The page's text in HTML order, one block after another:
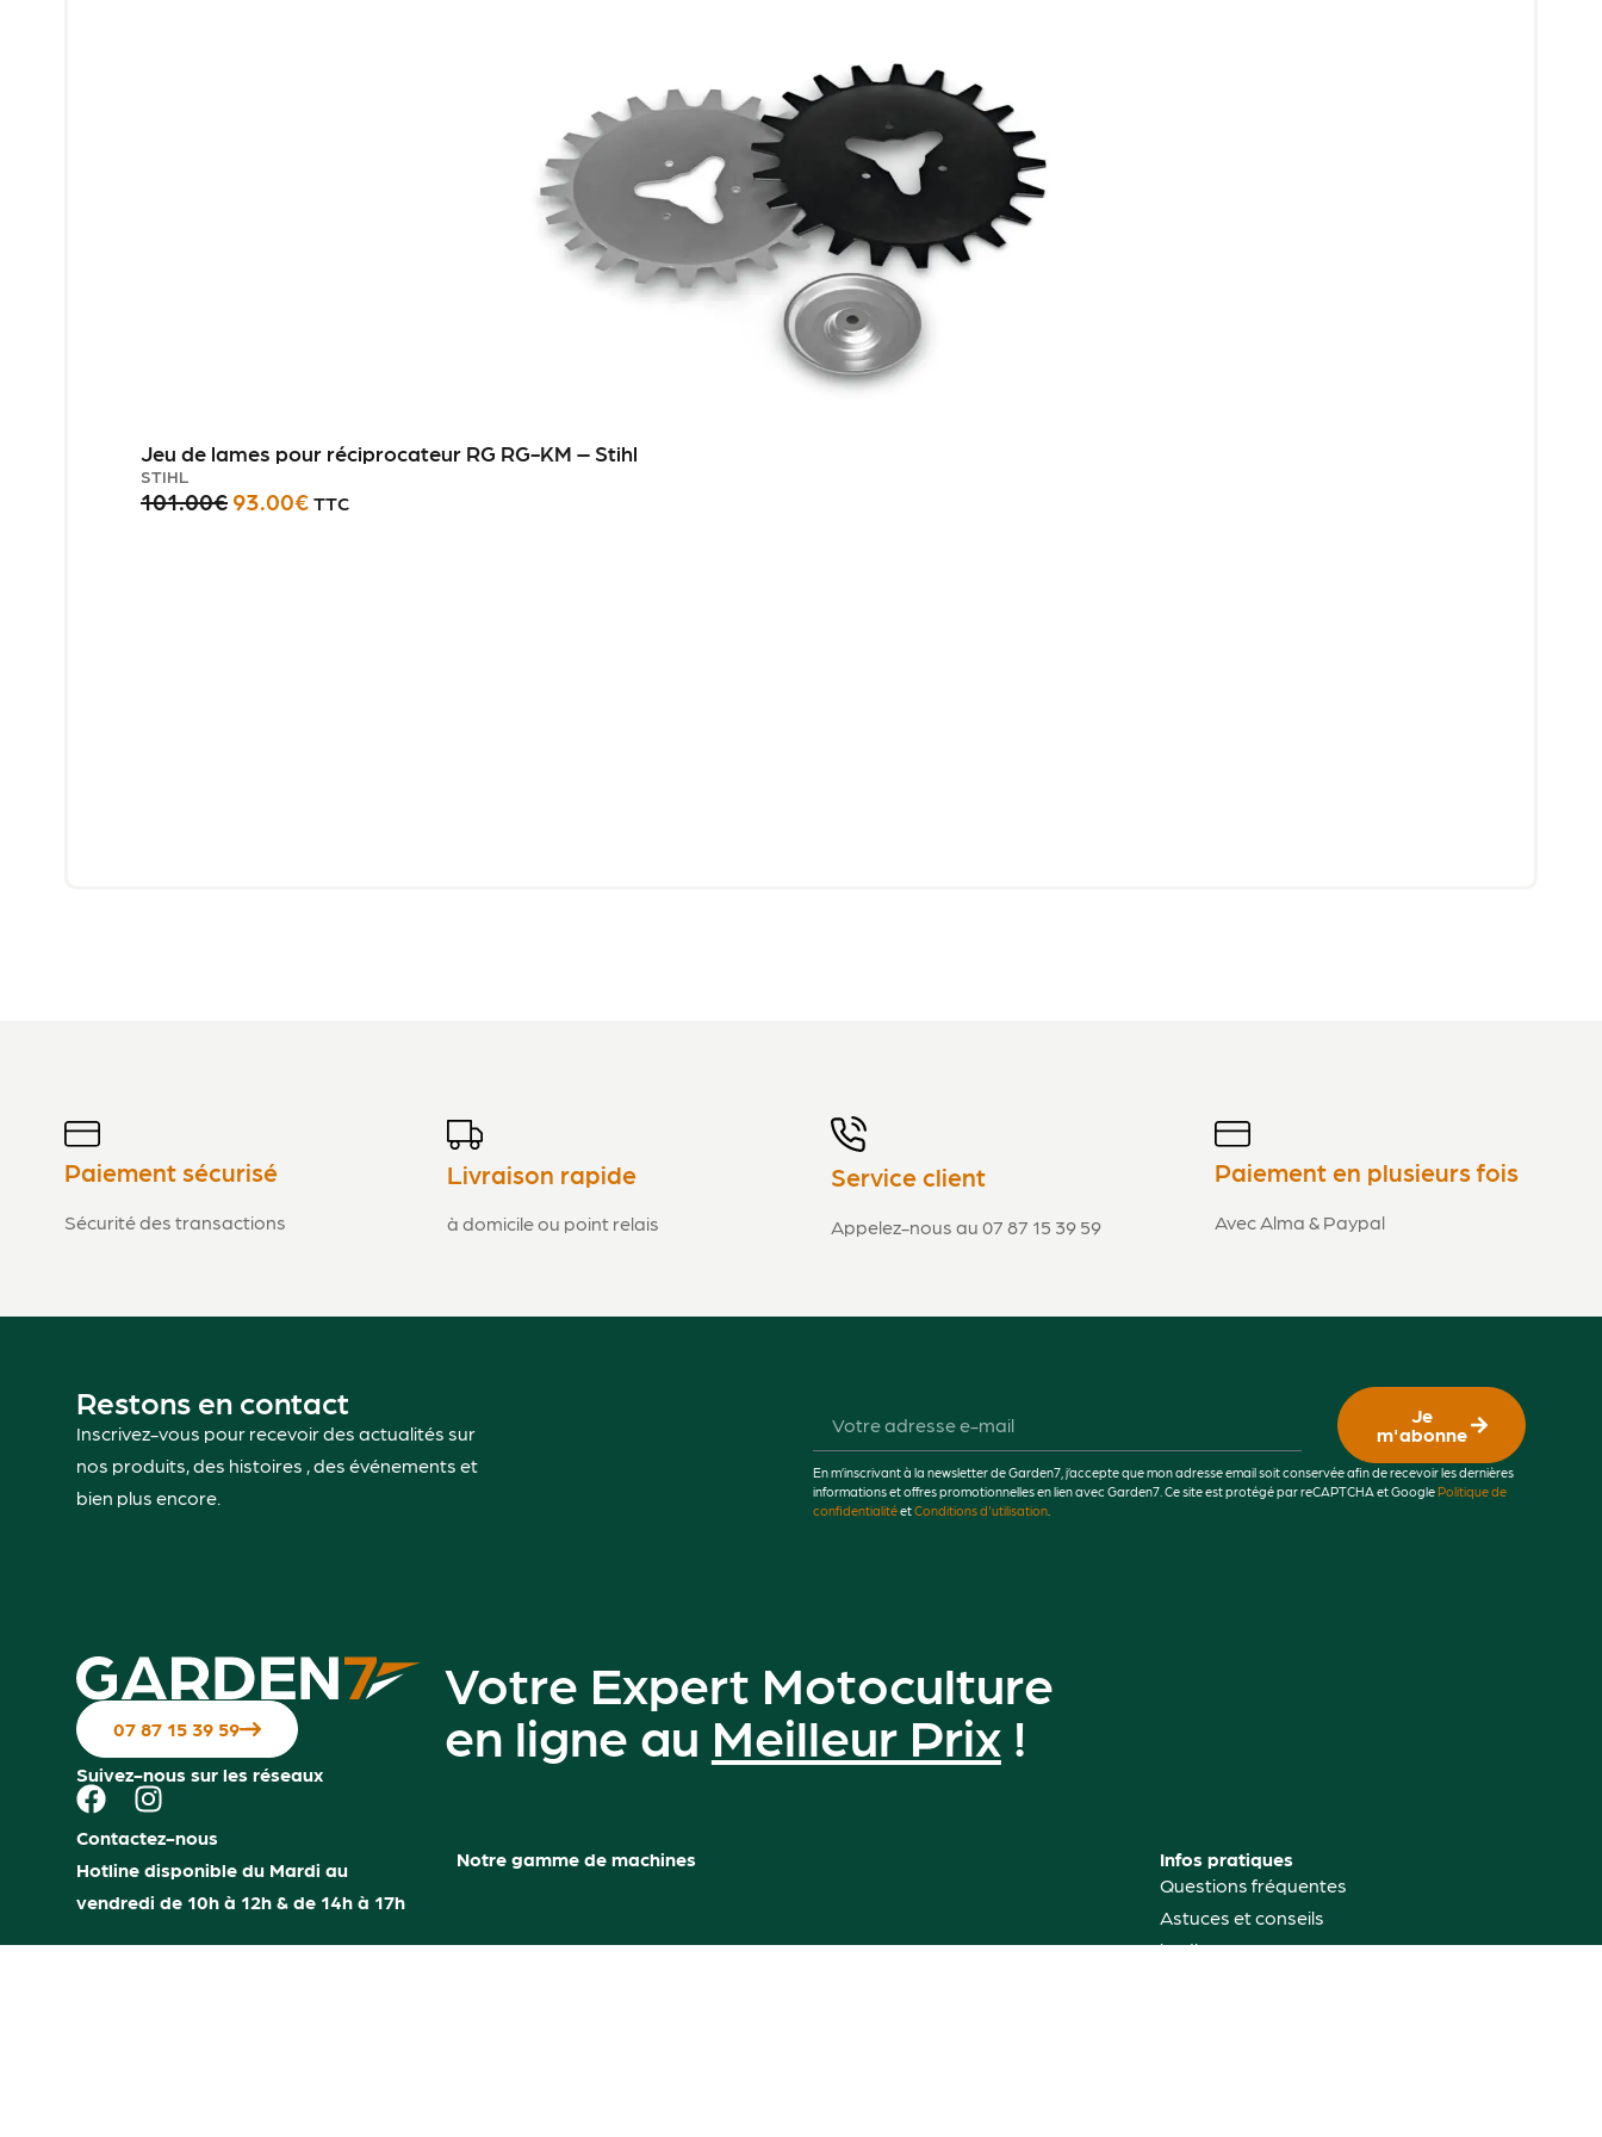
Jeu de lames pour réciprocateur RG RG-KM – Stihl
STIHL
101.00€ 93.00€ TTC
Paiement sécurisé
Sécurité des transactions
Livraison rapide
à domicile ou point relais
Service client
Appelez-nous au 07 87 15 39 59
Paiement en plusieurs fois
Avec Alma & Paypal
Restons en contact
Inscrivez-vous pour recevoir des actualités sur
nos produits, des histoires , des événements et
bien plus encore.
Je
m'abonne
En m’inscrivant à la newsletter de Garden7, j’accepte que mon adresse email soit conservée afin de recevoir les dernières
informations et offres promotionnelles en lien avec Garden7. Ce site est protégé par reCAPTCHA et GooglePolitique de
confidentialitéetConditions d'utilisation
07 87 15 39 59
Suivez-nous sur les réseaux
Contactez-nous
Hotline disponible du Mardi au
vendredi de 10h à 12h & de 14h à 17h
Votre Expert Motoculture
en ligne au Meilleur Prix!
Notre gamme de machines
Infos pratiques
Questions fréquentes
Astuces et conseils
jardinage